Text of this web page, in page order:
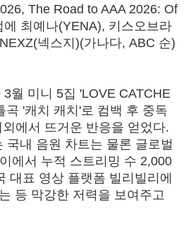
The Road to AAA 2026: Of
최예나(YENA), 키스오브라
넥스지)(가나다, ABC 순)
월 미니 5집 'LOVE CATCHE
곡 '캐치 캐치'로 컴백 후 중독
에서 뜨거운 반응을 얻었다.
국내 음원 차트는 물론 글로벌
에서 누적 스트리밍 수 2,000
대표 영상 플랫폼 빌리빌리에
등 막강한 저력을 보여주고